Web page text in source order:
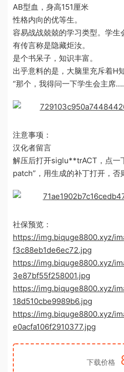
AB型血，身高151厘米
性格内向的优等生。
容易战战兢兢的学习类型。学生
有传言称是隐藏炬汝。
是个书呆子，知识丰富。
出乎意料的是，大脑里充斥着H
“那个，我得问一下学生会主席
注意事项：
汉化者留言
解压后打开siglu**trACT，点一
patch”，用生成的补丁打开，否
社保预览：
https://img.biquge8800.xyz/
f3c88eb1de6ec72.jpg
https://img.biquge8800.xyz/
3e87bf55f258001.jpg
https://img.biquge8800.xyz/
18d510cbe9989b6.jpg
https://img.biquge8800.xyz/
e0acfa106f2910377.jpg
下载价格